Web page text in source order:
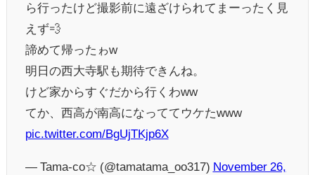
ら行ったけど撮影前に遠ざけられてまーったく見
えず💨
諦めて帰ったゎw
明日の西大寺駅も期待できんね。
けど家からすぐだから行くわww
てか、西高が南高になっててウケたwww
pic.twitter.com/BgUjTKjp6X
— Tama-co☆ (@tamatama_oo317) November 26,